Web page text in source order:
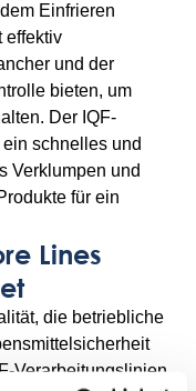
Einfrieren
effektiv
und der
bieten, um
Der IQF-
schnelles und
Verklumpen und
für ein
Lines
die betriebliche
Verarbeitungslinien